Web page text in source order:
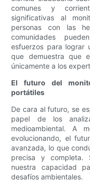
comunes y
significativas al
personas con las
comunidades
esfuerzos para lograr
que demuestra que
únicamente a los
El futuro del
portátiles
De cara al futuro, se
papel de los
medioambiental. A
evolucionando, el
avanzada, lo que
precisa y completa.
nuestra capacidad
desafíos ambientales.